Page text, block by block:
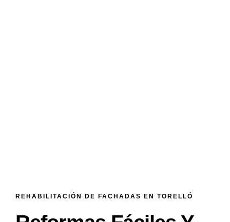
REHABILITACIÓN DE FACHADAS EN TORELLÓ